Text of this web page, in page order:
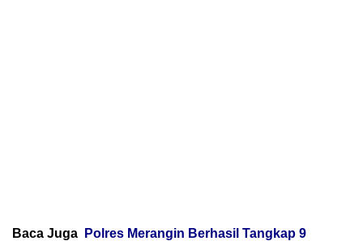
Baca Juga Polres Merangin Berhasil Tangkap 9